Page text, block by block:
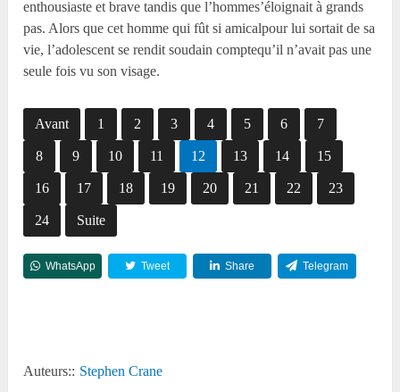
enthousiaste et brave tandis que l’hommes’éloignait à grands
pas. Alors que cet homme qui fût si amicalpour lui sortait de sa
vie, l’adolescent se rendit soudain comptequ’il n’avait pas une
seule fois vu son visage.
Avant 1 2 3 4 5 6 7
8 9 10 11 12 13 14 15
16 17 18 19 20 21 22 23
24 Suite
WhatsApp Tweet Share Telegram
Auteurs:: Stephen Crane